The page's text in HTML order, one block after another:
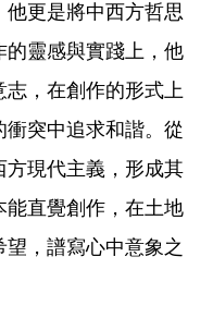
更是將中西方哲思
靈感與實踐上，他
志，在創作的形式上
突中追求和諧。從
現代主義，形成其
直覺創作，在土地
，譜寫心中意象之